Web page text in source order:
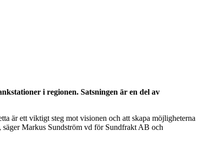
i regionen. Satsningen är en del av
är ett viktigt steg mot visionen och att skapa möjligheterna
säger Markus Sundström vd för Sundfrakt AB och